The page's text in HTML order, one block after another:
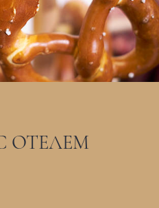
ОТЕЛЕМ